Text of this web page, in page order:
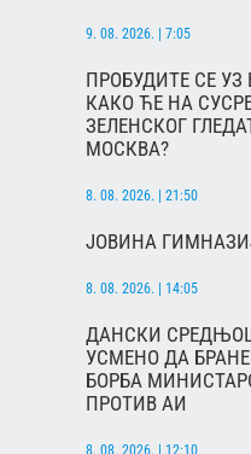
9. 08. 2026. | 7:05
ПРОБУДИТЕ СЕ УЗ
КАКО ЋЕ НА
ЗЕЛЕНСКОГ
МОСКВА?
8. 08. 2026. | 21:50
ЈОВИНА
8. 08. 2026. | 14:05
ДАНСКИ
УСМЕНО ДА
БОРБА
ПРОТИВ АИ
8. 08. 2026. | 12:10